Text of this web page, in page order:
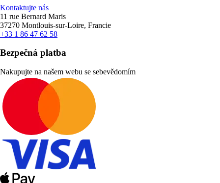
Kontaktujte nás
11 rue Bernard Maris
37270 Montlouis-sur-Loire, Francie
+33 1 86 47 62 58
Bezpečná platba
Nakupujte na našem webu se sebevědomím